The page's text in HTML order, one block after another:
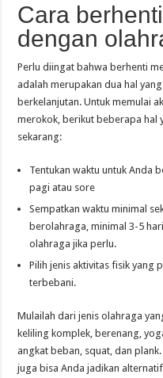
Cara
dengan
Perlu diingat bahwa berhenti
adalah merupakan dua hal
berkelanjutan. Untuk memulai
merokok, berikut beberapa hal
sekarang:
Tentukan waktu untuk Anda
pagi atau sore
Sempatkan waktu minimal
berolahraga, minimal 3-5
olahraga jika perlu.
Pilih jenis aktivitas fisik yang
terbebani.
Mulailah dari jenis olahraga
keliling komplek, berenang,
angkat beban, squat, dan
juga bisa Anda jadikan